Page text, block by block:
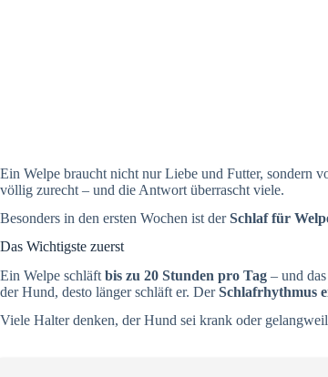
Ein Welpe braucht nicht nur Liebe und Futter, sondern
völlig zurecht – und die Antwort überrascht viele.
Besonders in den ersten Wochen ist derSchlaf für
Das Wichtigste zuerst
Ein Welpe schläft bis zu 20 Stunden pro Tag – und
der Hund, desto länger schläft er. DerSchlafrhythmus
Viele Halter denken, der Hund sei krank oder